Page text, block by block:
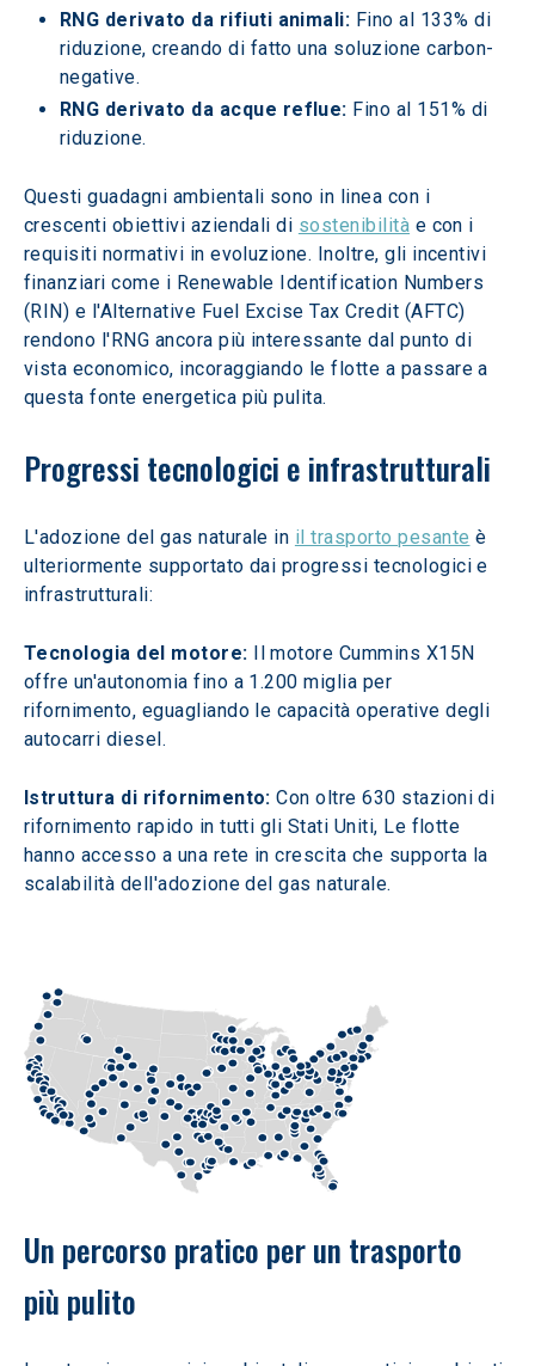
RNG derivato da rifiuti animali: Fino al 133% di
riduzione, creando di fatto una soluzione carbon-
negative.
RNG derivato da acque reflue: Fino al 151% di
riduzione.
Questi guadagni ambientali sono in linea con i
crescenti obiettivi aziendali di sostenibilità e con i
requisiti normativi in evoluzione. Inoltre, gli incentivi
finanziari come i Renewable Identification Numbers
(RIN) e l'Alternative Fuel Excise Tax Credit (AFTC)
rendono l'RNG ancora più interessante dal punto di
vista economico, incoraggiando le flotte a passare a
questa fonte energetica più pulita.
Progressi tecnologici e infrastrutturali
L'adozione del gas naturale in il trasporto pesante è
ulteriormente supportato dai progressi tecnologici e
infrastrutturali:
Tecnologia del motore: Il motore Cummins X15N
offre un'autonomia fino a 1.200 miglia per
rifornimento, eguagliando le capacità operative degli
autocarri diesel.
Istruttura di rifornimento: Con oltre 630 stazioni di
rifornimento rapido in tutti gli Stati Uniti, Le flotte
hanno accesso a una rete in crescita che supporta la
scalabilità dell'adozione del gas naturale.
Un percorso pratico per un trasporto
più pulito